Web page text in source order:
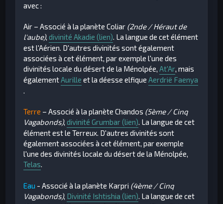
avec :
Air – Associé à la planète Coliar (2nde / Héraut de
l'aube),divinité Akadie (lien). La langue de cet élément
est l'Aérien. D'autres divinités sont également
associées à cet élément, par exemple l'une des
divinités locale du désert de la Ménolpée,At'Ar, mais
égalementAurille et la déesse elfiqueAerdrië Faenya
.
Terre – Associé à la planète Chandos (5ème / Cinq
Vagabonds),divinité Grumbar (lien). La langue de cet
élément est le Terreux. D'autres divinités sont
également associées à cet élément, par exemple
l'une des divinités locale du désert de la Ménolpée,
Telas.
Eau - Associé à la planète Karpri (4ème / Cinq
Vagabonds), Divinité Ishtishia (lien). La langue de cet